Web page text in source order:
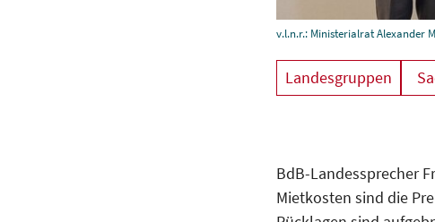
v.l.n.r.: Ministerialrat Alexander
Landesgruppen
BdB-Landessprecher
Mietkosten sind die